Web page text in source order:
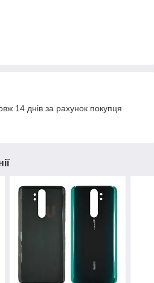
14 днів за рахунок покупця